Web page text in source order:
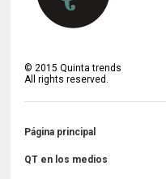
© 2015 Quinta trends
All rights reserved.
Página principal
QT en los medios